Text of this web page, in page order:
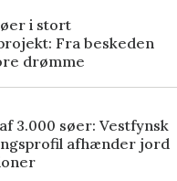
i stort
Fra beskeden
drømme
3.000 søer: Vestfynsk
afhænder jord